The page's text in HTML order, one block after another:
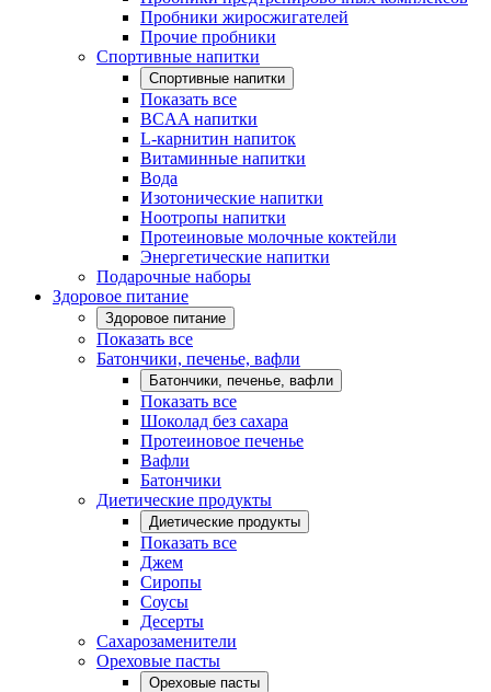
Пробники жиросжигателей
Прочие пробники
Спортивные напитки
Спортивные напитки
Показать все
BCAA напитки
L-карнитин напиток
Витаминные напитки
Вода
Изотонические напитки
Ноотропы напитки
Протеиновые молочные коктейли
Энергетические напитки
Подарочные наборы
Здоровое питание
Здоровое питание
Показать все
Батончики, печенье, вафли
Батончики, печенье, вафли
Показать все
Шоколад без сахара
Протеиновое печенье
Вафли
Батончики
Диетические продукты
Диетические продукты
Показать все
Джем
Сиропы
Соусы
Десерты
Сахарозаменители
Ореховые пасты
Ореховые пасты